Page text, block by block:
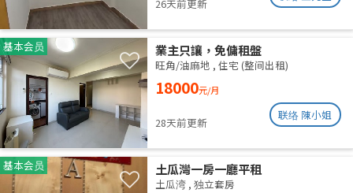
26天前更新
基本会员 業主只讓，免傭租盤
旺角/油麻地 , 住宅 (整间出租)
18000元/月
28天前更新
联络 陳小姐
基本会员 土瓜灣一房一廳平租
土瓜湾 , 独立套房